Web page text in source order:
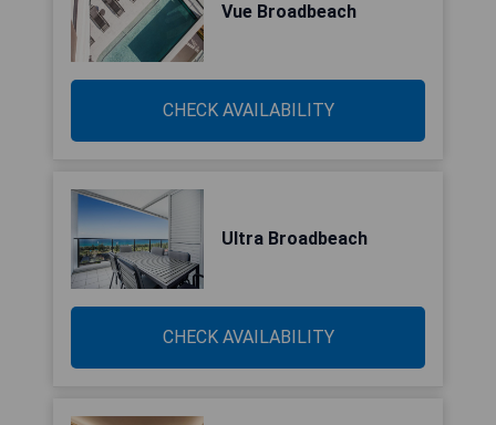
Vue Broadbeach
CHECK AVAILABILITY
Ultra Broadbeach
CHECK AVAILABILITY